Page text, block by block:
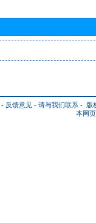
- 反馈意见 - 请与我们联系 - 版
本网